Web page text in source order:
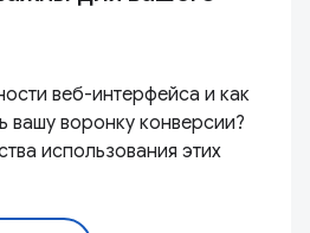
веб-интерфейса и как
вашу воронку конверсии?
использования этих